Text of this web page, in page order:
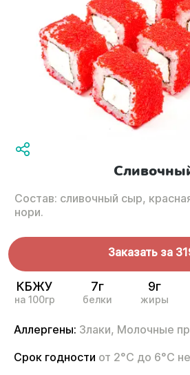
Состав: сливочный сыр,
нори.
Заказать за
КБЖУ
на 100гр
7г
белки
9г
жиры
Аллергены: Злаки, Молочные
Срок годности от 2°С до 6°С